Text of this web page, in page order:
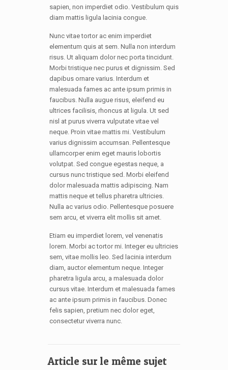
sapien, non imperdiet odio. Vestibulum quis
diam mattis ligula lacinia congue.
Nunc vitae tortor ac enim imperdiet
elementum quis at sem. Nulla non interdum
risus. Ut aliquam dolor nec porta tincidunt.
Morbi tristique nec purus et dignissim. Sed
dapibus ornare varius. Interdum et
malesuada fames ac ante ipsum primis in
faucibus. Nulla augue risus, eleifend eu
ultrices facilisis, rhoncus at ligula. Ut sed
nisl at purus viverra vulputate vitae vel
neque. Proin vitae mattis mi. Vestibulum
varius dignissim accumsan. Pellentesque
ullamcorper enim eget mauris lobortis
volutpat. Sed congue egestas neque, a
cursus nunc tristique sed. Morbi eleifend
dolor malesuada mattis adipiscing. Nam
mattis neque et tellus pharetra ultricies.
Nulla ac varius odio. Pellentesque posuere
sem arcu, et viverra elit mollis sit amet.
Etiam eu imperdiet lorem, vel venenatis
lorem. Morbi ac tortor mi. Integer eu ultricies
sem, vitae mollis leo. Sed lacinia interdum
diam, auctor elementum neque. Integer
pharetra ligula arcu, a malesuada dolor
cursus vitae. Interdum et malesuada fames
ac ante ipsum primis in faucibus. Donec
felis sapien, pretium nec dolor eget,
consectetur viverra nunc.
Article sur le même sujet